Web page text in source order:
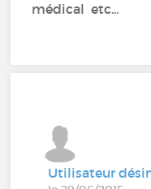
médical etc...
Utilisateur